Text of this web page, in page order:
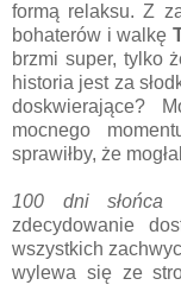
formą relaksu. Z
bohaterów i walkę
brzmi super, tylko
historia jest za
doskwierające?
mocnego
sprawiłby, że
100 dni słońca
zdecydowanie
wszystkich
wylewa się ze